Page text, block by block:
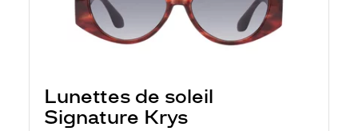
Lunettes de soleil
Signature Krys